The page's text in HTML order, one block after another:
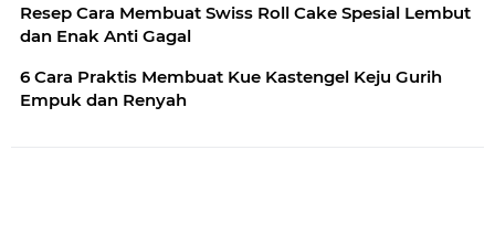
Resep Cara Membuat Swiss Roll Cake Spesial Lembut
dan Enak Anti Gagal
6 Cara Praktis Membuat Kue Kastengel Keju Gurih
Empuk dan Renyah